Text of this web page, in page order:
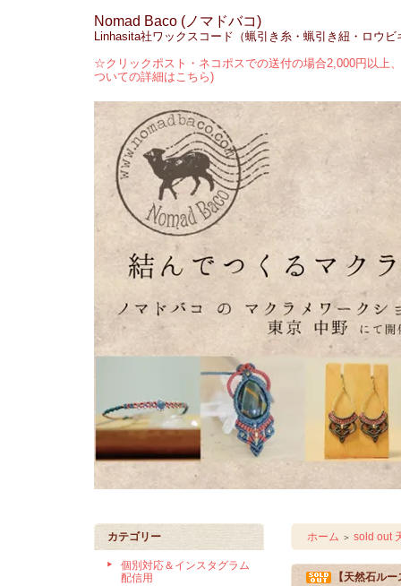
Nomad Baco (ノマドバコ)
Linhasita社ワックスコード（蝋引き糸・蝋引き紐・ロウ
☆クリックポスト・ネコポスでの送付の場合2,000円以上
ついての詳細はこちら)
カテゴリー
個別対応＆インスタグラム
配信用
ホーム ＞ sold out
【天然石ル